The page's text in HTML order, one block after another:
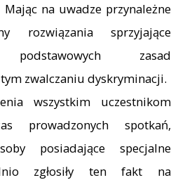
na uwadze przynależne
rozwiązania sprzyjające
podstawowych zasad
zwalczaniu dyskryminacji.
wszystkim uczestnikom
prowadzonych spotkań,
posiadające specjalne
zgłosiły ten fakt na